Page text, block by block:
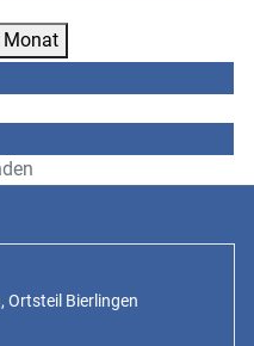
Monat
Ortsteil Bierlingen